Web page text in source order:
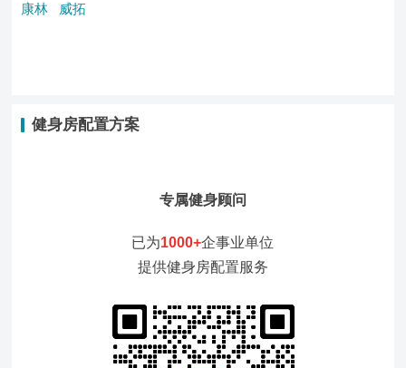
康林 威拓
健身房配置方案
专属健身顾问
已为1000+企事业单位
提供健身房配置服务